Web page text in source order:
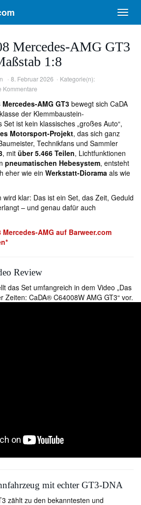
Mercedes-AMG GT3
1:8
8. Februar 2026
Kategorie(n):
Kommentare
Mercedes-AMG GT3 bewegt sich CaDA
der Klemmbaustein-
ist kein klassisches „großes Auto“,
Motorsport-Projekt, das sich ganz
Technikfans und Sammler
, mit über 5.466 Teilen, Lichtfunktionen
pneumatischen Hebesystem, entsteht
eher wie ein Werkstatt-Diorama als wie
wird klar: Das ist ein Set, das Zeit, Geduld
– und genau dafür auch
Mercedes-AMG auf Barweer.com
Review
das Set umfangreich in dem Video „Das
Zeiten: CaDA® C64008W AMG GT3“ vor.
mit echter GT3-DNA
zählt zu den bekanntesten und